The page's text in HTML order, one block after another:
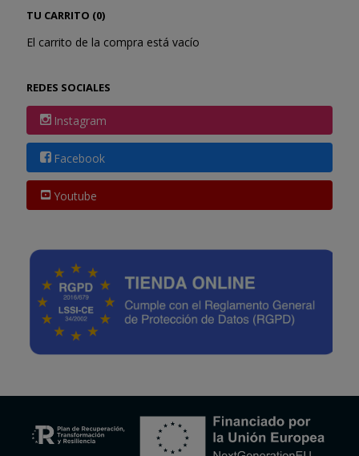
TU CARRITO (0)
El carrito de la compra está vacío
REDES SOCIALES
Instagram
Facebook
Youtube